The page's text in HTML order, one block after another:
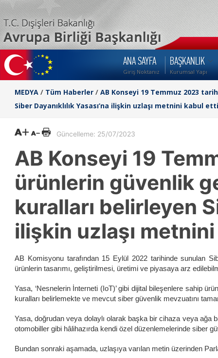
ANA SAYFA
Giriş Noktanız
BAŞKANLIK
Kurumsal Yapı
MEDYA / Tüm Haberler / AB Konseyi 19 Temmuz 2023
Siber Dayanıklılık Yasası’na ilişkin uzlaşı metnini kabul etti
Güncelleme: 25/07/2023
AB Konseyi 19
ürünlerin güvenlik
kuralları belirleyen
ilişkin uzlaşı
AB Komisyonu tarafından 15 Eylül 2022 tarihinde sunulan
ürünlerin tasarımı, geliştirilmesi, üretimi ve piyasaya arz
Yasa, ‘Nesnelerin İnterneti (IoT)’ gibi dijital bileşenlere sahip
kuralları belirlemekte ve mevcut siber güvenlik mevzuatını
Yasa, doğrudan veya dolaylı olarak başka bir cihaza veya ağa
otomobiller gibi hâlihazırda kendi özel düzenlemelerinde siber
Bundan sonraki aşamada, uzlaşıya varılan metin üzerinden